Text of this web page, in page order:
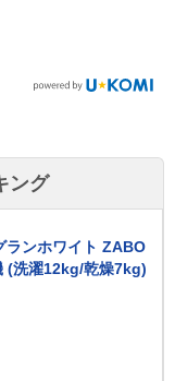
ング
ランホワイト ZABO
(洗濯12kg/乾燥7kg)